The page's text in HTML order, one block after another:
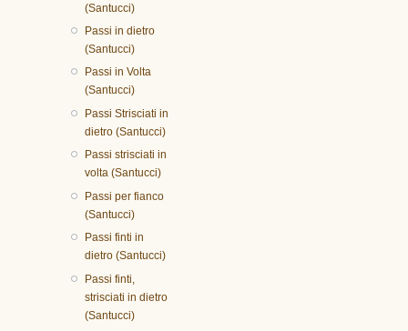
(Santucci)
Passi in dietro
(Santucci)
Passi in Volta
(Santucci)
Passi Strisciati in
dietro (Santucci)
Passi strisciati in
volta (Santucci)
Passi per fianco
(Santucci)
Passi finti in
dietro (Santucci)
Passi finti,
strisciati in dietro
(Santucci)